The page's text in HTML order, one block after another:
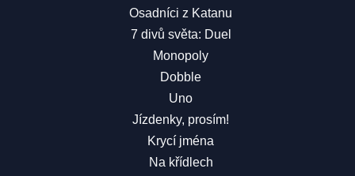
Osadníci z Katanu
7 divů světa: Duel
Monopoly
Dobble
Uno
Jízdenky, prosím!
Krycí jména
Na křídlech